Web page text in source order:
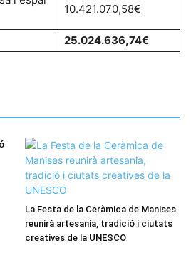
10.421.070,58€
25.024.636,74€
La Festa de la Ceràmica de Manises
reunirà artesania, tradició i ciutats
creatives de la UNESCO